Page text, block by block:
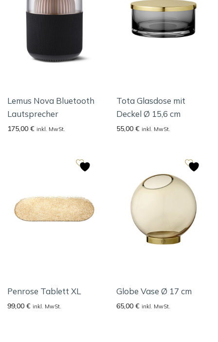
Lemus Nova Bluetooth
Lautsprecher
175,00 € inkl. MwSt.
Tota Glasdose mit
Deckel Ø 15,6 cm
55,00 € inkl. MwSt.
Penrose Tablett XL
99,00 € inkl. MwSt.
Globe Vase Ø 17 cm
65,00 € inkl. MwSt.